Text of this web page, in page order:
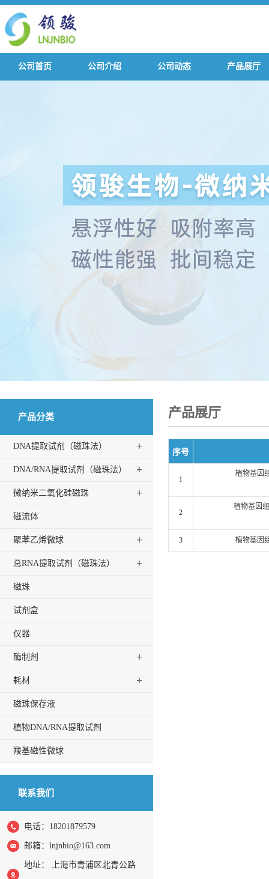
公司首页 公司介绍 公司动态 产品展厅
产品分类
DNA提取试剂（磁珠法） +
DNA/RNA提取试剂（磁珠法） +
微纳米二氧化硅磁珠 +
磁流体
聚苯乙烯微球 +
总RNA提取试剂（磁珠法） +
磁珠
试剂盒
仪器
酶制剂 +
耗材 +
磁珠保存液
植物DNA/RNA提取试剂
羧基磁性微球
联系我们
电话：18201879579
邮箱： lnjnbio@163.com
地址： 上海市青浦区北青公路
产品展厅
序号
1
植物基因
2
植物基因
3 植物基因